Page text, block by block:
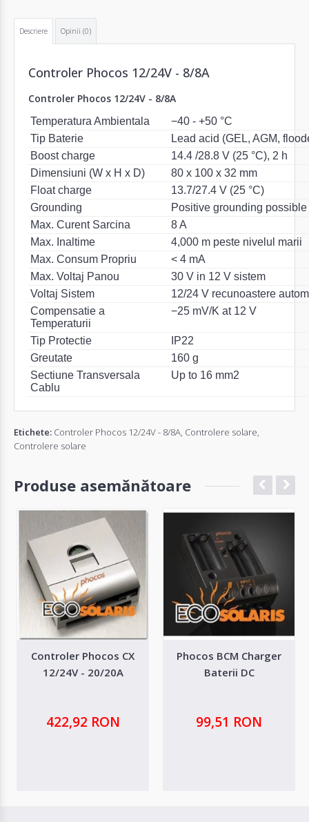
Descriere Opinii (0)
Controler Phocos 12/24V - 8/8A
Controler Phocos 12/24V - 8/8A
Temperatura Ambientala
−40 - +50 °C
Tip Baterie
Lead acid (GEL, AGM,
Boost charge
14.4 /28.8 V (25 °C), 2 h
Dimensiuni (W x H x D)
80 x 100 x 32 mm
Float charge
13.7/27.4 V (25 °C)
Grounding
Positive grounding possible
Max. Curent Sarcina
8 A
Max. Inaltime
4,000 m peste nivelul marii
Max. Consum Propriu
< 4 mA
Max. Voltaj Panou
30 V in 12 V sistem
Voltaj Sistem
12/24 V recunoastere
Compensatie a
Temperaturii
−25 mV/K at 12 V
Tip Protectie
IP22
Greutate
160 g
Sectiune Transversala
Cablu
Up to 16 mm2
Etichete: Controler Phocos 12/24V - 8/8A Controlere solare
Controlere solare
Produse asemănătoare
Controler Phocos CX
12/24V - 20/20A
422,92 RON
Phocos BCM Charger
Baterii DC
99,51 RON